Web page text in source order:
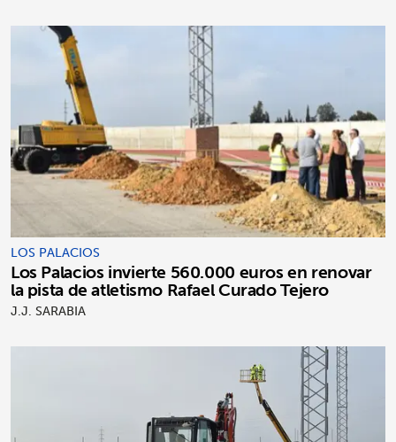
LOS PALACIOS
Los Palacios invierte 560.000 euros en renovar
la pista de atletismo Rafael Curado Tejero
J.J. SARABIA